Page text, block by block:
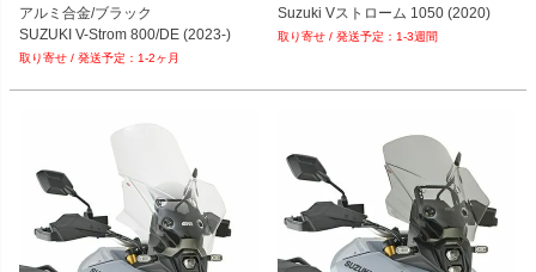
アルミ合金/ブラック
SUZUKI V-Strom 800/DE (2023-)
1-2ヶ月
Suzuki Vストローム 1050 (2020)
1-3週間